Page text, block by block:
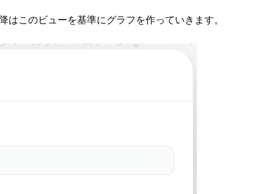
このビューを基準にグラフを作っていきます。